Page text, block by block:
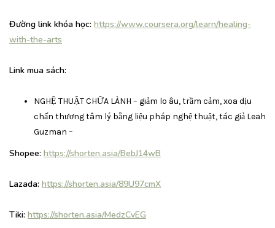
Đường link khóa học: https://www.coursera.org/learn/healing-
with-the-arts
Link mua sách:
NGHỆ THUẬT CHỮA LÀNH – giảm lo âu, trầm cảm, xoa dịu
chấn thương tâm lý bằng liệu pháp nghệ thuật, tác giả Leah
Guzman –
Shopee: https://shorten.asia/BebJ14wB
Lazada: https://shorten.asia/89U97cmX
Tiki: https://shorten.asia/MedzCvEG